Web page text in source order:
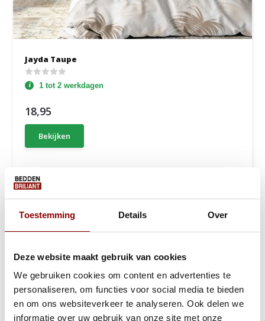
Toestemming Details Over
Deze website maakt gebruik van cookies
We gebruiken cookies om content en advertenties te
personaliseren, om functies voor social media te bieden
en om ons websiteverkeer te analyseren. Ook delen we
informatie over uw gebruik van onze site met onze
Jayda Taupe
1 tot 2 werkdagen
18,95
Bekijken